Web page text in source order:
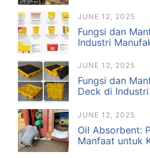
JUNE 12, 2025
Fungsi dan
Industri
JUNE 12, 2025
Fungsi dan
Deck di
JUNE 12, 2025
Oil Absorbent:
Manfaat untuk